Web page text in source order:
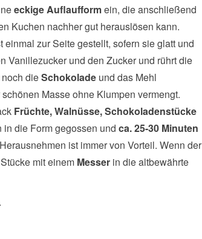
eckige Auflaufformein, die anschließend
Kuchen nachher gut herauslösen kann.
einmal zur Seite gestellt, sofern sie glatt und
Vanillezucker und den Zucker und rührt die
dieSchokolade und das Mehl
Masse ohne Klumpen vermengt.
Früchte, Walnüsse, Schokoladenstücke
die Form gegossen und ca. 25-30 Minuten
ist immer von Vorteil. Wenn der
mit einem Messer in die altbewährte